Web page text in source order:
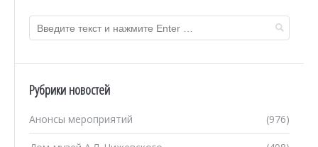
Рубрики новостей
(976)
Анонсы мероприятий